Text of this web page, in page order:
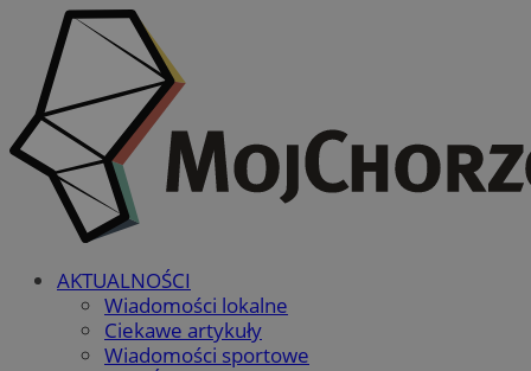
AKTUALNOŚCI
Wiadomości lokalne
Ciekawe artykuły
Wiadomości sportowe